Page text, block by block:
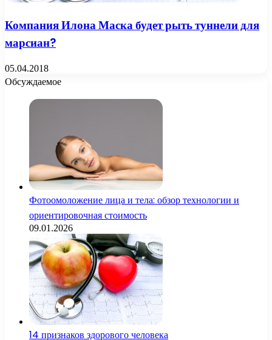
Компания Илона Маска будет рыть туннели для
марсиан?
05.04.2018
Обсуждаемое
Фотоомоложение лица и тела: обзор технологии и
ориентировочная стоимость
09.01.2026
14 признаков здорового человека